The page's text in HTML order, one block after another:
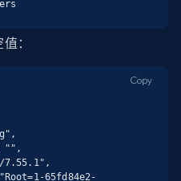
：
Copy